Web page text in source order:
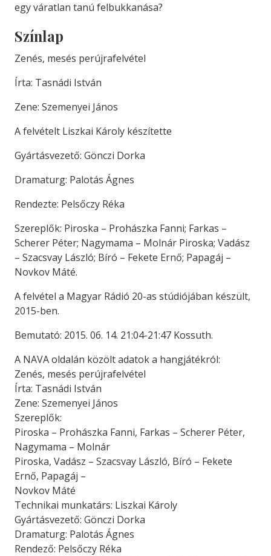
egy váratlan tanú felbukkanása?
Színlap
Zenés, mesés perújrafelvétel
Írta: Tasnádi István
Zene: Szemenyei János
A felvételt Liszkai Károly készítette
Gyártásvezető: Gönczi Dorka
Dramaturg: Palotás Ágnes
Rendezte: Pelsőczy Réka
Szereplők: Piroska – Prohászka Fanni; Farkas –
Scherer Péter; Nagymama – Molnár Piroska; Vadász
– Szacsvay László; Bíró – Fekete Ernő; Papagáj –
Novkov Máté.
A felvétel a Magyar Rádió 20-as stúdiójában készült,
2015-ben.
Bemutató: 2015. 06. 14. 21:04-21:47 Kossuth.
A NAVA oldalán közölt adatok a hangjátékról:
Zenés, mesés perújrafelvétel
Írta: Tasnádi István
Zene: Szemenyei János
Szereplők:
Piroska – Prohászka Fanni, Farkas – Scherer Péter,
Nagymama – Molnár
Piroska, Vadász – Szacsvay László, Bíró – Fekete
Ernő, Papagáj –
Novkov Máté
Technikai munkatárs: Liszkai Károly
Gyártásvezető: Gönczi Dorka
Dramaturg: Palotás Ágnes
Rendező: Pelsőczy Réka